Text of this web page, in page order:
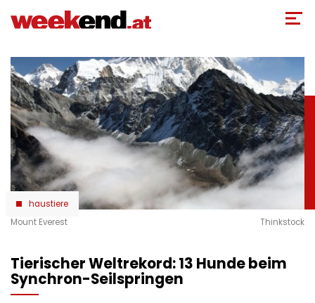
zum
haustiere
Mount Everest
Thinkstock
Tierischer Weltrekord: 13 Hunde beim
Synchron-Seilspringen